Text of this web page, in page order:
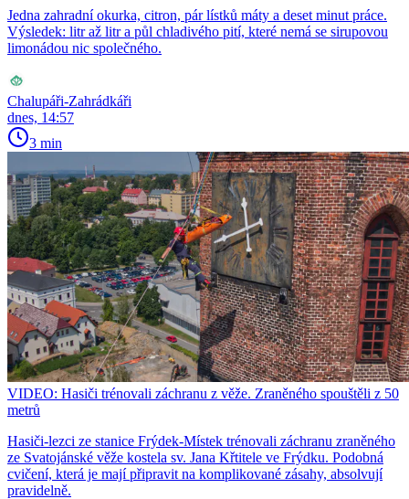
Jedna zahradní okurka, citron, pár lístků máty a deset minut práce.
Výsledek: litr až litr a půl chladivého pití, které nemá se sirupovou
limonádou nic společného.
Chalupáři-Zahrádkáři
dnes, 14:57
3 min
VIDEO: Hasiči trénovali záchranu z věže. Zraněného spouštěli z 50
metrů
Hasiči-lezci ze stanice Frýdek-Místek trénovali záchranu zraněného
ze Svatojánské věže kostela sv. Jana Křtitele ve Frýdku. Podobná
cvičení, která je mají připravit na komplikované zásahy, absolvují
pravidelně.